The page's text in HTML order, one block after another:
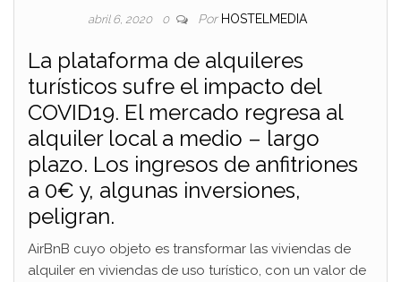
abril 6, 2020 0 Por HOSTELMEDIA
La plataforma de alquileres
turísticos sufre el impacto del
COVID19. El mercado regresa al
alquiler local a medio – largo
plazo. Los ingresos de anfitriones
a 0€ y, algunas inversiones,
peligran.
AirBnB cuyo objeto es transformar las viviendas de
alquiler en viviendas de uso turístico, con un valor de